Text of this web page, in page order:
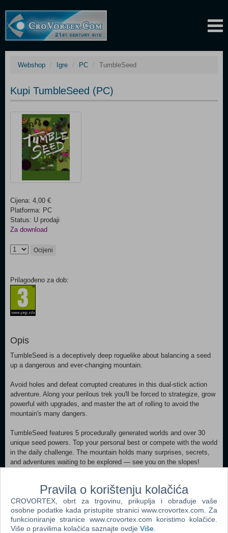
Webshop Igre PC TumbleSeed
Kupi TumbleSeed (PC)
Cijena: 4,00 €
Platforma: PC
Status: U prodaji
Za download
Ocijeni
Prilagođeno za dob:
Opis
TumbleSeed is a deceptively deep roguelike about balancing a seed
up a dangerous and ever-changing mountain.
Avoid holes and defeat corrupted creatures in this dual-stick action
adventure. Along your perilous trek you'll be forced to strategize, grow
powerful with upgrades, and master the art of rolling to avoid the
mountain's many dangers.
TumbleSeed features 5 procedurally generated worlds and over 30
unique seed powers. Top your personal best or compete with the world
in the daily challenge. The mountain holds many surprises, secrets,
and adventures waiting to be explored — see you on the slopes!
set support Memory: 2 GB RAM Graphics: Shader Model 3.0 capable
card DirectX: Version 9.0c Storage: 500 MB available space
Dodaj u košaricu
Pravila o korištenju kolačića
CROVORTEX, obrt za trgovinu, prikuplja i obrađuje vaše
osobne podatke kada pristupite stranici www.crovortex.com. Za
funkcioniranje stranice www.crovortex.com koristimo kolačiće.
Više o pravilima kolačića saznajte ovdje Više